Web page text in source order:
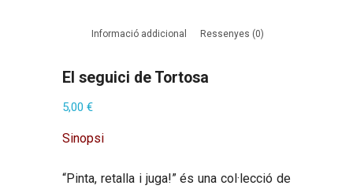
Informació addicional Ressenyes (0)
El seguici de Tortosa
5,00 €
Sinopsi
“Pinta, retalla i juga!” és una col·lecció de